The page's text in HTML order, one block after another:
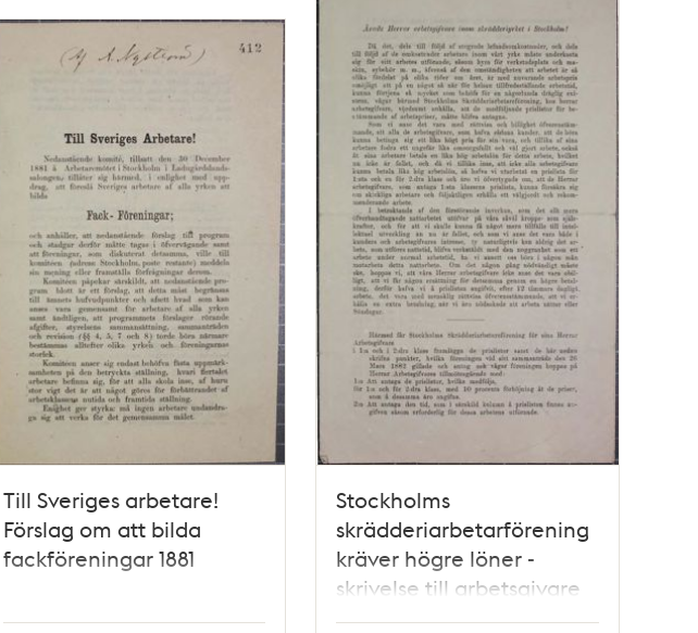
Till Sveriges arbetare!
Förslag om att bilda
fackföreningar 1881
Stockholms
skrädderiarbetarförening
kräver högre löner -
skrivelse till arbetsgivare
1882